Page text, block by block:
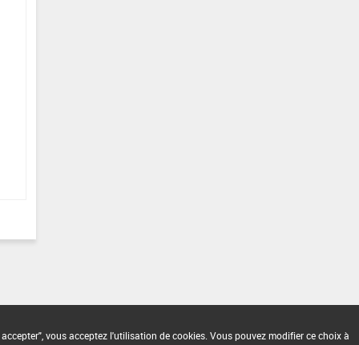
vous acceptez l'utilisation de cookies. Vous pouvez modifier ce choix à